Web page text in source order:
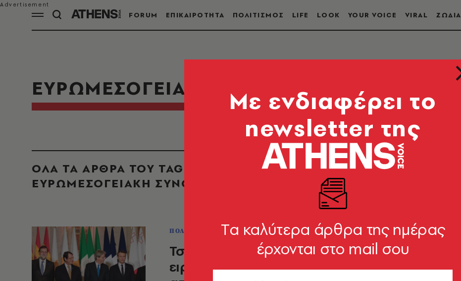
FORUM ΕΠΙΚΑΙΡΟΤΗΤΑ ΠΟΛΙΤΙΣΜΟΣ LIFE LOOK YOUR VOICE VIRAL ΖΩΔΙΑ
ΕΥΡΩΜΕΣΟΓΕΙΑΚΗ ΣΥΝΟΔΟΣ
ΟΛΑ ΤΑ ΑΡΘΡΑ ΤΟΥ TAG
ΕΥΡΩΜΕΣΟΓΕΙΑΚΗ ΣΥΝΟΔΟΣ
ΠΟΛΙΤΙΚΗ & ΟΙΚΟΝΟΜΙΑ
Τσίπρας: Το Αιγαίο να είναι θάλασσα
ειρήνης και συνεργασίας, χωρίς
Mε ενδιαφέρει το
newsletter της
Tα καλύτερα άρθρα της ημέρας
έρχονται στο mail σου